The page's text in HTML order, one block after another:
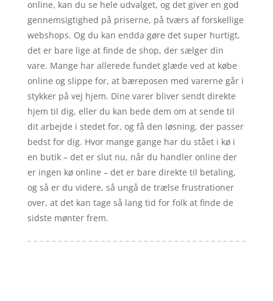
online, kan du se hele udvalget, og det giver en god
gennemsigtighed på priserne, på tværs af forskellige
webshops. Og du kan endda gøre det super hurtigt,
det er bare lige at finde de shop, der sælger din
vare. Mange har allerede fundet glæde ved at købe
online og slippe for, at bæreposen med varerne går i
stykker på vej hjem. Dine varer bliver sendt direkte
hjem til dig, eller du kan bede dem om at sende til
dit arbejde i stedet for, og få den løsning, der passer
bedst for dig. Hvor mange gange har du stået i kø i
en butik – det er slut nu, når du handler online der
er ingen kø online – det er bare direkte til betaling,
og så er du videre, så ungå de trælse frustrationer
over, at det kan tage så lang tid for folk at finde de
sidste mønter frem.